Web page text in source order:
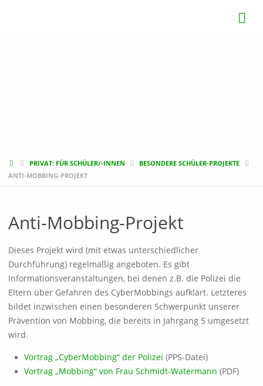
STARTPRIVAT: FÜR SCHÜLER/-INNEN
BESONDERE SCHÜLER-PROJEKTE
ANTI-MOBBING-PROJEKT
Anti-Mobbing-Projekt
Dieses Projekt wird (mit etwas unterschiedlicher
Durchführung) regelmäßig angeboten. Es gibt
Informationsveranstaltungen, bei denen z.B. die Polizei die
Eltern über Gefahren des CyberMobbings aufklärt. Letzteres
bildet inzwischen einen besonderen Schwerpunkt unserer
Prävention von Mobbing, die bereits in Jahrgang 5 umgesetzt
wird.
Vortrag „CyberMobbing“ der Polizei (PPS-Datei)
Vortrag „Mobbing“ von Frau Schmidt-Watermann (PDF)